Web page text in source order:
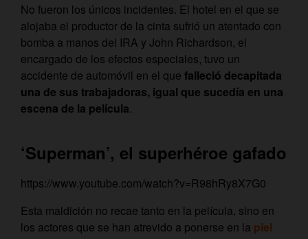
No fueron los únicos incidentes. El hotel en el que se
alojaba el productor de la cinta sufrió un atentado con
bomba a manos del IRA y John Richardson, el
encargado de los efectos especiales, tuvo un
accidente de automóvil en el que falleció decapitada
una de sus trabajadoras, igual que sucedía en una
escena de la película.
‘Superman’, el superhéroe gafado
https://www.youtube.com/watch?v=R98hRy8X7G0
Esta maldición no recae tanto en la película, sino en
los actores que se han atrevido a ponerse en la piel